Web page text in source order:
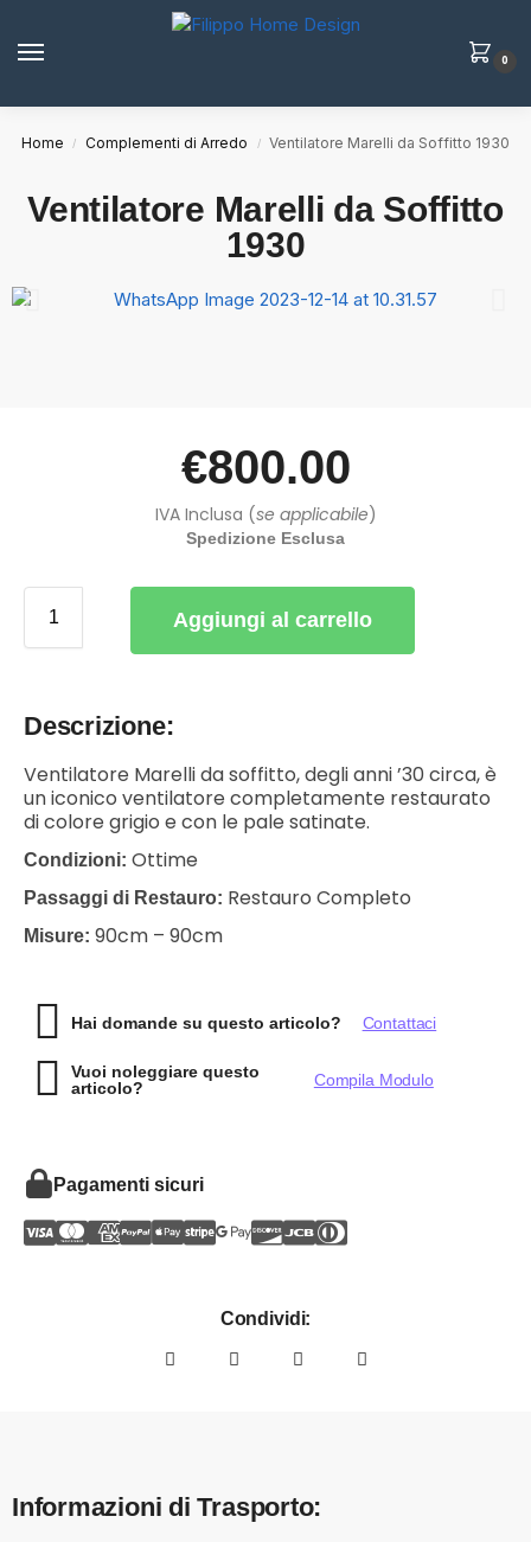
0
Home / Complementi di Arredo / Ventilatore Marelli da Soffitto 1930
Ventilatore Marelli da Soffitto
1930
€800.00
IVA Inclusa (se applicabile)
Spedizione Esclusa
Aggiungi al carrello
Descrizione:
Ventilatore Marelli da soffitto, degli anni ’30 circa, è
un iconico ventilatore completamente restaurato
di colore grigio e con le pale satinate.
Condizioni: Ottime
Passaggi di Restauro: Restauro Completo
Misure: 90cm – 90cm
Hai domande su questo articolo? Contattaci
Vuoi noleggiare questo
articolo?
Compila Modulo
Pagamenti sicuri
Condividi:
Informazioni di Trasporto: